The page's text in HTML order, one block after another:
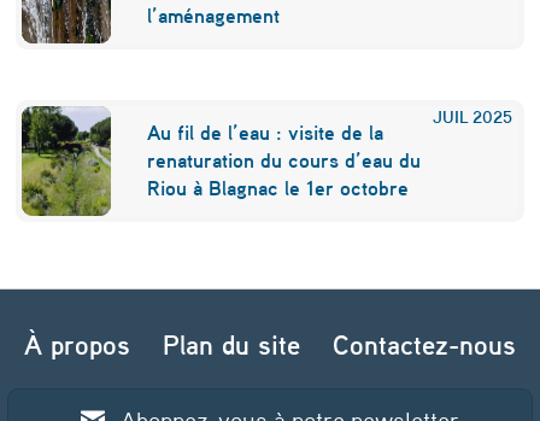
l’aménagement
JUIL 2025
Au fil de l’eau : visite de la
renaturation du cours d’eau du
Riou à Blagnac le 1er octobre
Navigation de l’article
À propos
Plan du site Contactez-nous